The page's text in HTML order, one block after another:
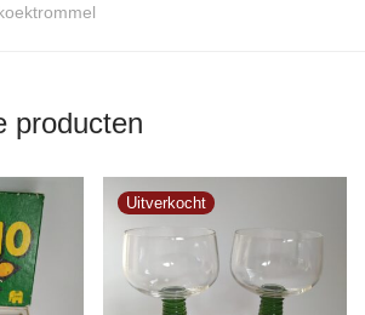
producten